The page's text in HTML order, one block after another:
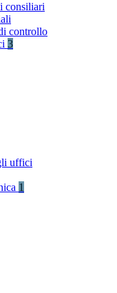
consiliari
controllo
3
uffici
1